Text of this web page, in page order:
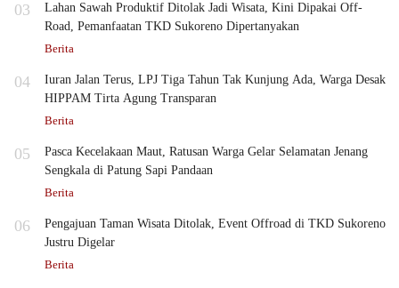
03
Lahan Sawah Produktif Ditolak Jadi Wisata, Kini Dipakai Off-
Road, Pemanfaatan TKD Sukoreno Dipertanyakan
Berita
04
Iuran Jalan Terus, LPJ Tiga Tahun Tak Kunjung Ada, Warga Desak
HIPPAM Tirta Agung Transparan
Berita
05
Pasca Kecelakaan Maut, Ratusan Warga Gelar Selamatan Jenang
Sengkala di Patung Sapi Pandaan
Berita
06
Pengajuan Taman Wisata Ditolak, Event Offroad di TKD Sukoreno
Justru Digelar
Berita